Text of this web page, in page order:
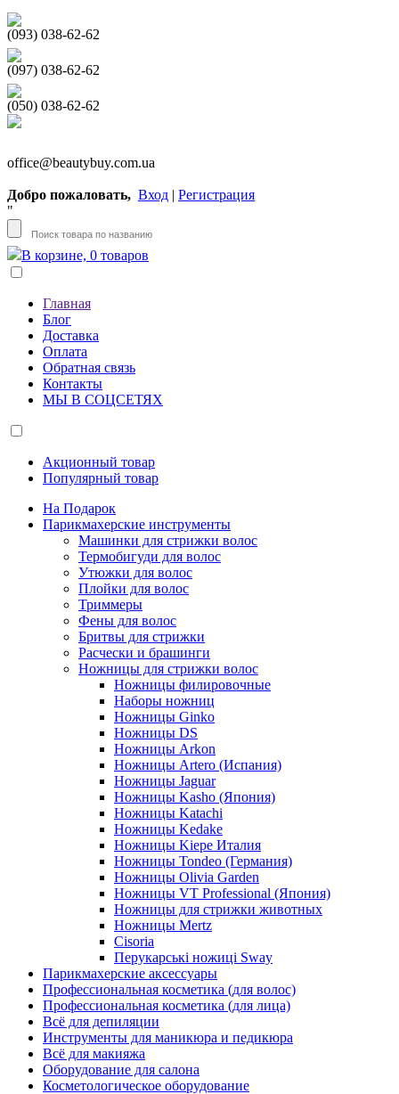
(093) 038-62-62
(097) 038-62-62
(050) 038-62-62
office@beautybuy.com.ua
Добро пожаловать, Вход | Регистрация
"
В корзине, 0 товаров
Главная
Блог
Доставка
Оплата
Обратная связь
Контакты
МЫ В СОЦСЕТЯХ
Акционный товар
Популярный товар
На Подарок
Парикмахерские инструменты
Машинки для стрижки волос
Термобигуди для волос
Утюжки для волос
Плойки для волос
Триммеры
Фены для волос
Бритвы для стрижки
Расчески и брашинги
Ножницы для стрижки волос
Ножницы филировочные
Наборы ножниц
Ножницы Ginko
Ножницы DS
Ножницы Arkon
Ножницы Artero (Испания)
Ножницы Jaguar
Ножницы Kasho (Япония)
Ножницы Katachi
Ножницы Kedake
Ножницы Kiepe Италия
Ножницы Tondeo (Германия)
Ножницы Olivia Garden
Ножницы VT Professional (Япония)
Ножницы для стрижки животных
Ножницы Mertz
Cisoria
Перукарські ножиці Sway
Парикмахерские аксессуары
Профессиональная косметика (для волос)
Профессиональная косметика (для лица)
Всё для депиляции
Инструменты для маникюра и педикюра
Всё для макияжа
Оборудование для салона
Косметологическое оборудование